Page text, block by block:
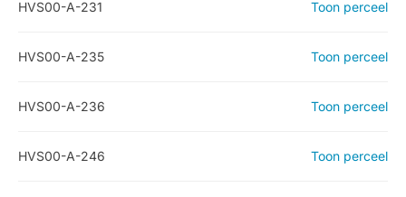
HVS00-A-231 Toon perceel
HVS00-A-235 Toon perceel
HVS00-A-236 Toon perceel
HVS00-A-246 Toon perceel